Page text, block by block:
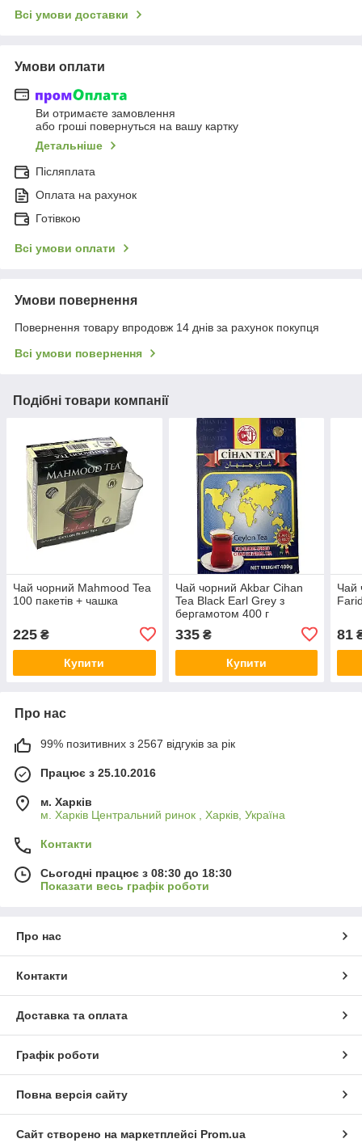
Всі умови доставки
Умови оплати
Ви отримаєте замовлення
або гроші повернуться на вашу картку
Детальніше
Післяплата
Оплата на рахунок
Готівкою
Всі умови оплати
Умови повернення
Повернення товару впродовж 14 днів за рахунок покупця
Всі умови повернення
Подібні товари компанії
Чай чорний Mahmood Tea
100 пакетів + чашка
225 ₴
Купити
Чай чорний Akbar Cihan
Tea Black Earl Grey з
бергамотом 400 г
335₴
Купити
Чай
81
Про нас
99% позитивних з 2567 відгуків за рік
Працює з 25.10.2016
м. Харків
м. Харків Центральний ринок , Харків, Україна
Контакти
Сьогодні працює з 08:30 до 18:30
Показати весь графік роботи
Про нас
Контакти
Доставка та оплата
Графік роботи
Повна версія сайту
Сайт створено на маркетплейсі Prom.ua